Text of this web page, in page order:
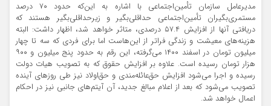
مدیرعامل سازمان تأمین‌اجتماعی با اشاره به این‌که حدود ۷۰ درصد
مستمری‌بگیران تأمین‌اجتماعی حداقلی‌بگیر و زیرحداقلی‌بگیر هستند که
دریافتی آنها از افزایش ۵۷.۴ درصدی، متاثر خواهد شد، اظهار داشت: البته
هزینه‌های معیشت و زندگی فراتر از این‌هاست اما برای فردی که سه تا چهار
میلیون تومان در اسفند ۱۴۰۰ می‌گرفته، این رقم به حدود پنج میلیون و ۹۰۰
هزار تومان رسیده است. علاوه بر افزایش حقوق که به تصویب هیات دولت
رسیده و اجرا می‌شود افزایش حق‌عائله‌مندی و حق‌اولاد نیز طی روزهای آینده
تصویب می‌شود که بعد از اعلام مبالغ جدید، آن آیتم‌های جانبی نیز در احکام
اعمال خواهد شد.